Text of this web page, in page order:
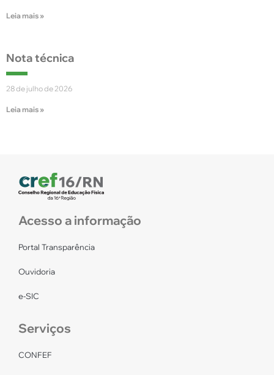
Leia mais »
Nota técnica
28 de julho de 2026
Leia mais »
Acesso a informação
Portal Transparência
Ouvidoria
e-SIC
Serviços
CONFEF